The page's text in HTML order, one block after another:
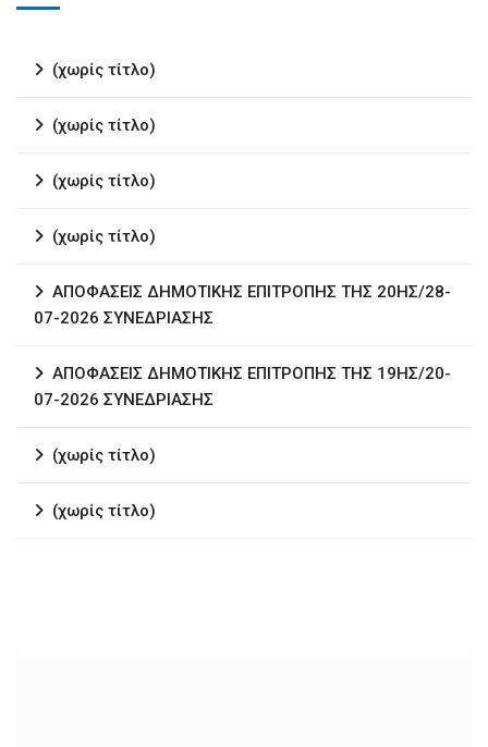
(χωρίς τίτλο)
(χωρίς τίτλο)
(χωρίς τίτλο)
(χωρίς τίτλο)
ΑΠΟΦΑΣΕΙΣ ΔΗΜΟΤΙΚΗΣ ΕΠΙΤΡΟΠΗΣ ΤΗΣ 20ΗΣ/28-
07-2026 ΣΥΝΕΔΡΙΑΣΗΣ
ΑΠΟΦΑΣΕΙΣ ΔΗΜΟΤΙΚΗΣ ΕΠΙΤΡΟΠΗΣ ΤΗΣ 19ΗΣ/20-
07-2026 ΣΥΝΕΔΡΙΑΣΗΣ
(χωρίς τίτλο)
(χωρίς τίτλο)